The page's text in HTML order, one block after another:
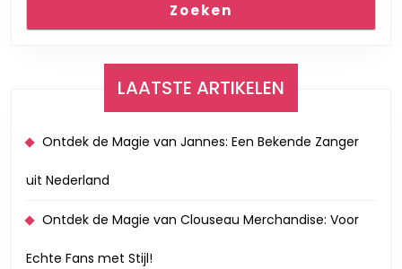
Zoeken
LAATSTE ARTIKELEN
Ontdek de Magie van Jannes: Een Bekende Zanger
uit Nederland
Ontdek de Magie van Clouseau Merchandise: Voor
Echte Fans met Stijl!